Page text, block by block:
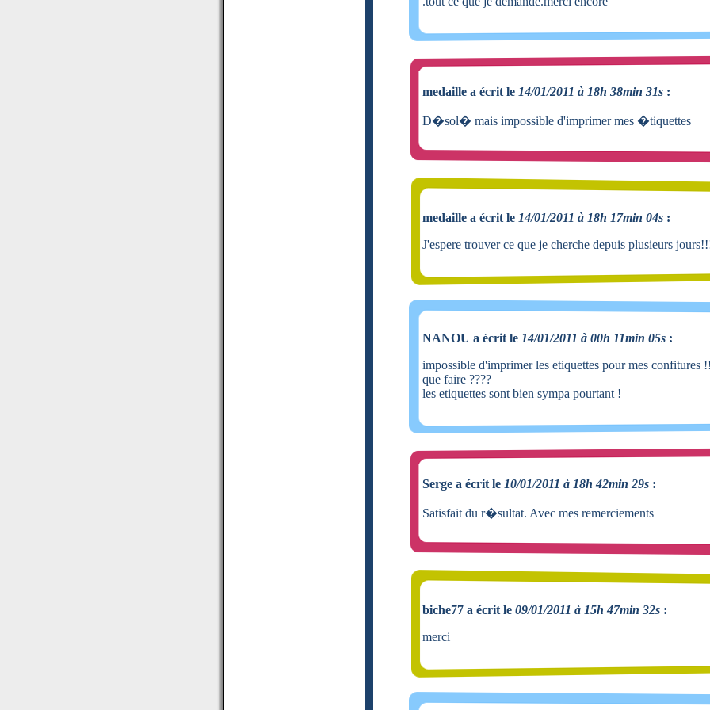
medaille a écrit le 14/01/2011 à 18h 38min 31s :
D�sol� mais impossible d'imprimer mes �tiquettes
medaille a écrit le 14/01/2011 à 18h 17min 04s :
J'espere trouver ce que je cherche depuis plusieurs
NANOU a écrit le 14/01/2011 à 00h 11min 05s :
impossible d'imprimer les etiquettes pour mes confitures
que faire ????
les etiquettes sont bien sympa pourtant !
Serge a écrit le 10/01/2011 à 18h 42min 29s :
Satisfait du r�sultat. Avec mes remerciements
biche77 a écrit le 09/01/2011 à 15h 47min 32s :
merci